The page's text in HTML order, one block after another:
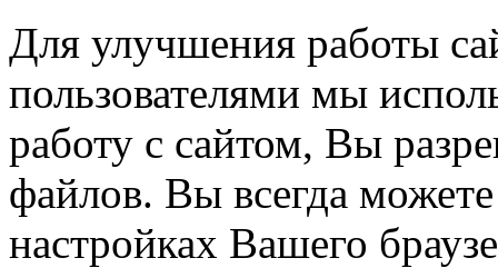
Для улучшения работы
пользователями мы
работу с сайтом, Вы
файлов. Вы всегда
настройках Вашего